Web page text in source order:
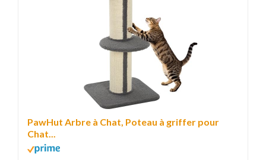
PawHut Arbre à Chat, Poteau à griffer pour
Chat...